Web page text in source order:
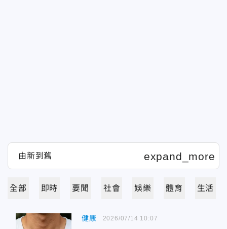
全部 即時 要聞 社會 娛樂 體育 生活
健康 2026/07/14 10:07